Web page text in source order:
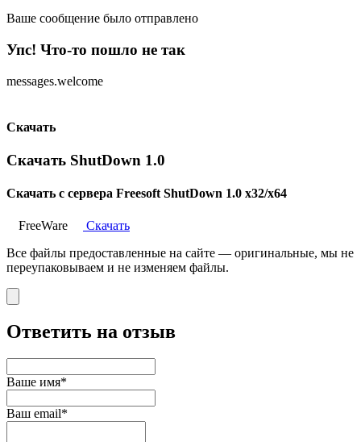
Ваше сообщение было отправлено
Упс! Что-то пошло не так
messages.welcome
Скачать
Скачать ShutDown 1.0
Скачать с сервера Freesoft ShutDown 1.0 x32/x64
FreeWare
Скачать
Все файлы предоставленные на сайте — оригинальные, мы не
переупаковываем и не изменяем файлы.
Ответить на отзыв
Ваше имя*
Ваш email*